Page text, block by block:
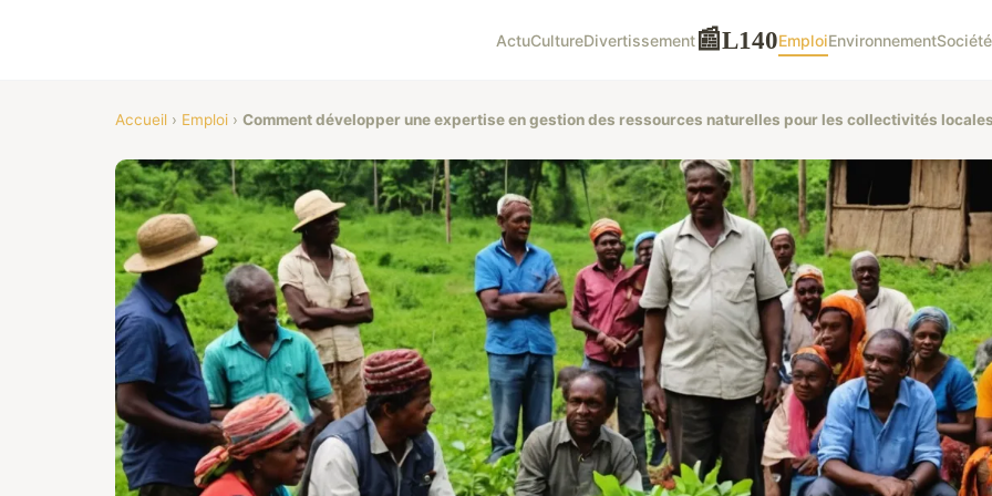
ActuCultureDivertissement📰L140EmploiEnvironnementSociété
Accueil › Emploi › Comment développer une expertise en gestion des ressources naturelles pour les collectivités